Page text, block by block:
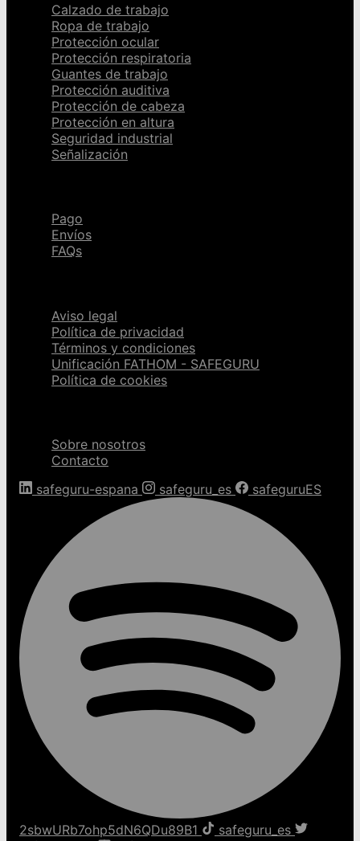
Calzado de trabajo
Ropa de trabajo
Protección ocular
Protección respiratoria
Guantes de trabajo
Protección auditiva
Protección de cabeza
Protección en altura
Seguridad industrial
Señalización
Pago
Envíos
FAQs
Aviso legal
Política de privacidad
Términos y condiciones
Unificación FATHOM - SAFEGURU
Política de cookies
Sobre nosotros
Contacto
safeguru-espana
safeguru_es safeguruES
2sbwURb7ohp5dN6QDu89B1
safeguru_es